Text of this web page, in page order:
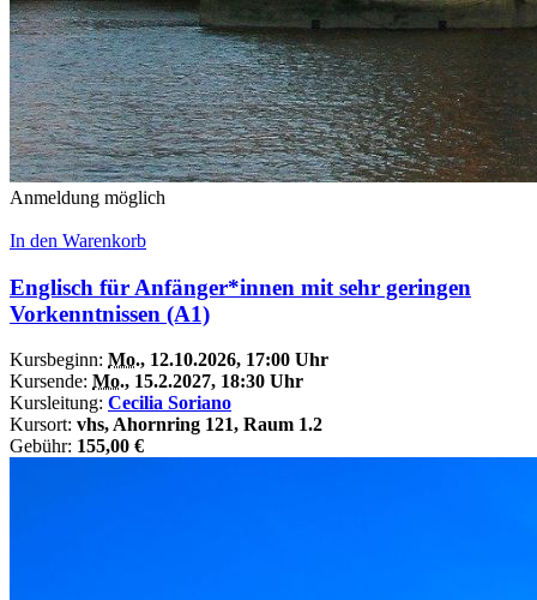
Anmeldung möglich
In den Warenkorb
Englisch für Anfänger*innen mit sehr geringen
Vorkenntnissen (A1)
Kursbeginn: Mo., 12.10.2026, 17:00 Uhr
Kursende: Mo., 15.2.2027, 18:30 Uhr
Kursleitung: Cecilia Soriano
Kursort: vhs, Ahornring 121, Raum 1.2
Gebühr: 155,00 €